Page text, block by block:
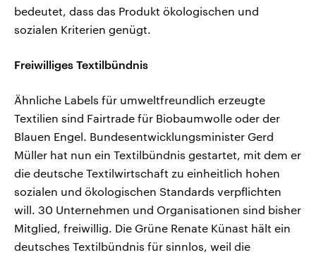
bedeutet, dass das Produkt ökologischen und
sozialen Kriterien genügt.
Freiwilliges Textilbündnis
Ähnliche Labels für umweltfreundlich erzeugte
Textilien sind Fairtrade für Biobaumwolle oder der
Blauen Engel. Bundesentwicklungsminister Gerd
Müller hat nun ein Textilbündnis gestartet, mit dem er
die deutsche Textilwirtschaft zu einheitlich hohen
sozialen und ökologischen Standards verpflichten
will. 30 Unternehmen und Organisationen sind bisher
Mitglied, freiwillig. Die Grüne Renate Künast hält ein
deutsches Textilbündnis für sinnlos, weil die